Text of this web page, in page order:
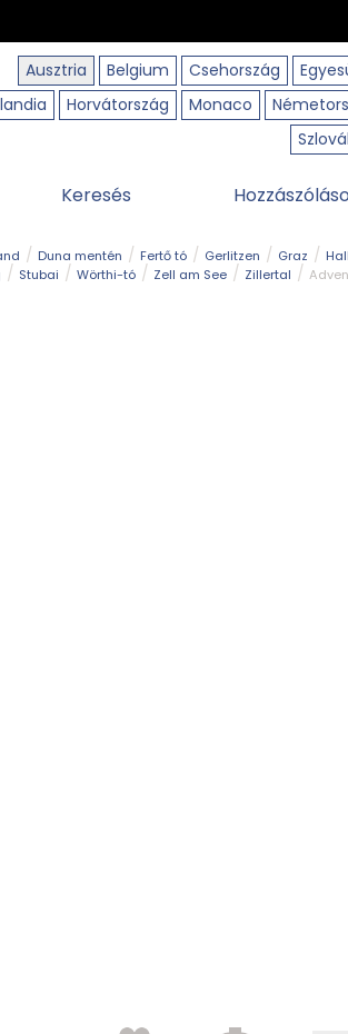
Ausztria
Belgium Csehország
Horvátország Monaco
Keresés
Duna mentén Fertő tó Gerlitzen Graz
Stubai Wörthi-tó Zell am See Zillertal